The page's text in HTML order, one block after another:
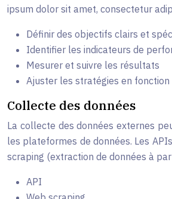
ipsum dolor sit amet, consectetur
Définir des objectifs clairs et
Identifier les indicateurs de
Mesurer et suivre les résultats
Ajuster les stratégies en fonction
Collecte des données
La collecte des données externes
les plateformes de données. Les
scraping (extraction de données à
API